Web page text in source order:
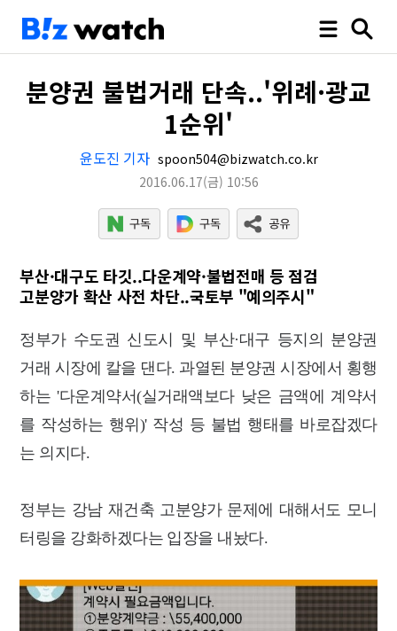
분양권 불법거래 단속..'위례·광교
1순위'
윤도진 기자 spoon504@bizwatch.co.kr
2016.06.17(금) 10:56
부산·대구도 타깃..다운계약·불법전매 등 점검
고분양가 확산 사전 차단..국토부 "예의주시"
정부가 수도권 신도시 및 부산·대구 등지의 분양권
거래 시장에 칼을 댄다. 과열된 분양권 시장에서 횡행
하는 '다운계약서(실거래액보다 낮은 금액에 계약서
를 작성하는 행위)' 작성 등 불법 행태를 바로잡겠다
는 의지다.
정부는 강남 재건축 고분양가 문제에 대해서도 모니
터링을 강화하겠다는 입장을 내놨다.